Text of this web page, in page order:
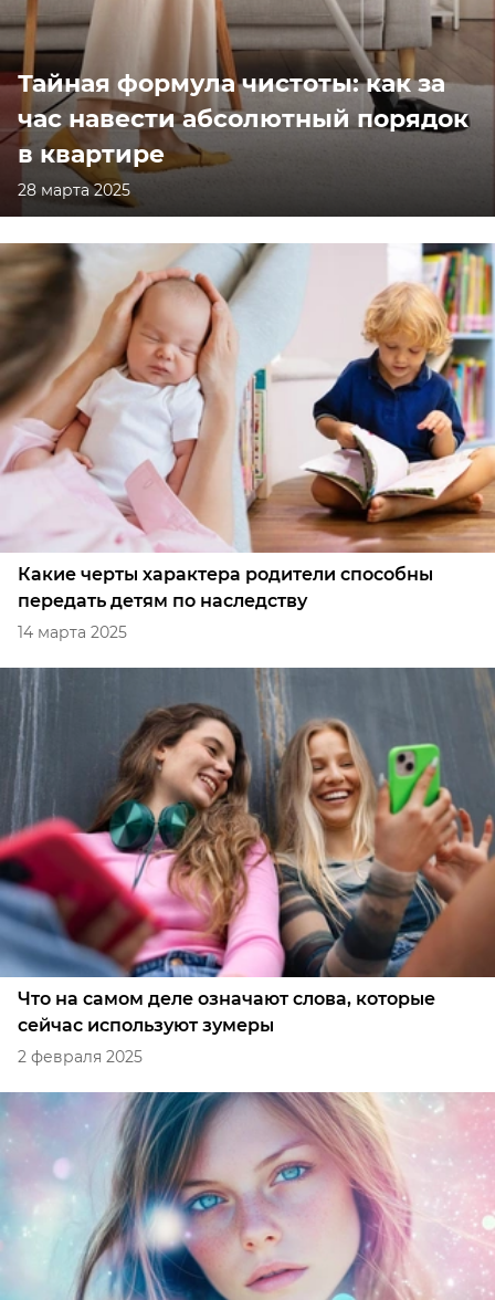
Тайная формула чистоты: как за
час навести абсолютный порядок
в квартире
28 марта 2025
Какие черты характера родители способны
передать детям по наследству
14 марта 2025
Что на самом деле означают слова, которые
сейчас используют зумеры
2 февраля 2025